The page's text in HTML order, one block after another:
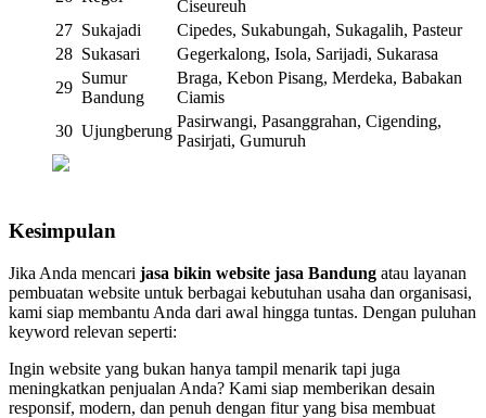
Ciseureuh
27 Sukajadi
Cipedes, Sukabungah, Sukagalih, Pasteur
28 Sukasari
Gegerkalong, Isola, Sarijadi, Sukarasa
29
Sumur
Bandung
Braga, Kebon Pisang, Merdeka, Babakan
Ciamis
30 Ujungberung
Pasirwangi, Pasanggrahan, Cigending,
Pasirjati, Gumuruh
Kesimpulan
Jika Anda mencari jasa bikin website jasa Bandung atau layanan
pembuatan website untuk berbagai kebutuhan usaha dan organisasi,
kami siap membantu Anda dari awal hingga tuntas. Dengan puluhan
keyword relevan seperti:
Ingin website yang bukan hanya tampil menarik tapi juga
meningkatkan penjualan Anda? Kami siap memberikan desain
responsif, modern, dan penuh dengan fitur yang bisa membuat